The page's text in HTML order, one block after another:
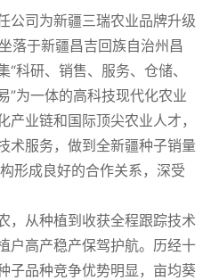
公司为新疆三瑞农业品牌升级
落于新疆昌吉回族自治州昌
科研、销售、服务、仓储、
”为一体的高科技现代化农业
业链和国际顶尖农业人才，
术服务，做到全新疆种子销量
形成良好的合作关系，深受
，从种植到收获全程跟踪技术
户高产稳产保驾护航。历经十
子品种竞争优势明显，亩均葵